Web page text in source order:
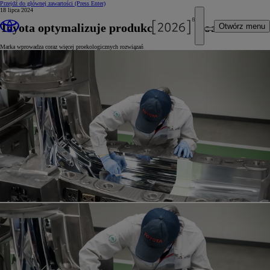
Przejdź do głównej zawartości (Press Enter)
Otwórz menu
18 lipca 2024
Toyota optymalizuje produkcję samochodów
Marka wprowadza coraz więcej proekologicznych rozwiązań